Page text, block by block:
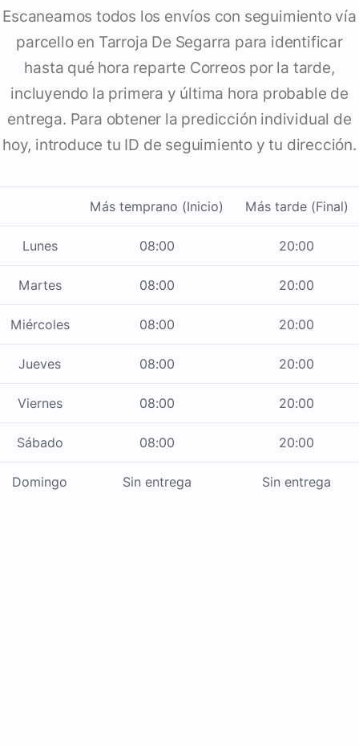
Escaneamos todos los envíos con seguimiento vía
parcello en Tarroja De Segarra para identificar
hasta qué hora reparte Correos por la tarde,
incluyendo la primera y última hora probable de
entrega. Para obtener la predicción individual de
hoy, introduce tu ID de seguimiento y tu dirección.
Más temprano (Inicio) Más tarde (Final)
Lunes 08:00 20:00
Martes 08:00 20:00
Miércoles 08:00 20:00
Jueves 08:00 20:00
Viernes 08:00 20:00
Sábado 08:00 20:00
Domingo Sin entrega Sin entrega